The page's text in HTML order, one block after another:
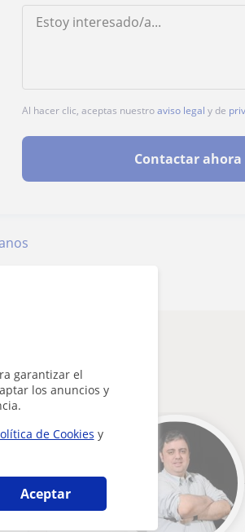
garantizar el
los anuncios y
de Cookies y
Aceptar
Al hacer clic, aceptas nuestroaviso legal y de
Contactar ahora